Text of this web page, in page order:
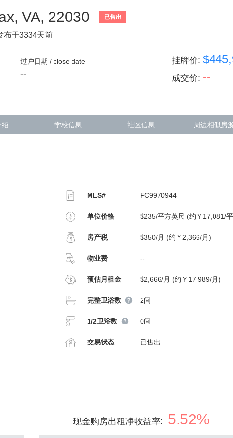
VA, 22030 已售出
布于3334天前
过户日期 / close date
--
挂牌价:
成交价: --
绍 学校信息 社区信息 周边相似房
MLS# FC9970944
单位价格 $235/平方英尺 (约￥17,081/
房产税 $350/月 (约￥2,366/月)
物业费 --
预估月租金 $2,666/月 (约￥17,989/月)
完整卫浴数 2间
1/2卫浴数 0间
交易状态 已售出
现金购房出租净收益率: 5.52%